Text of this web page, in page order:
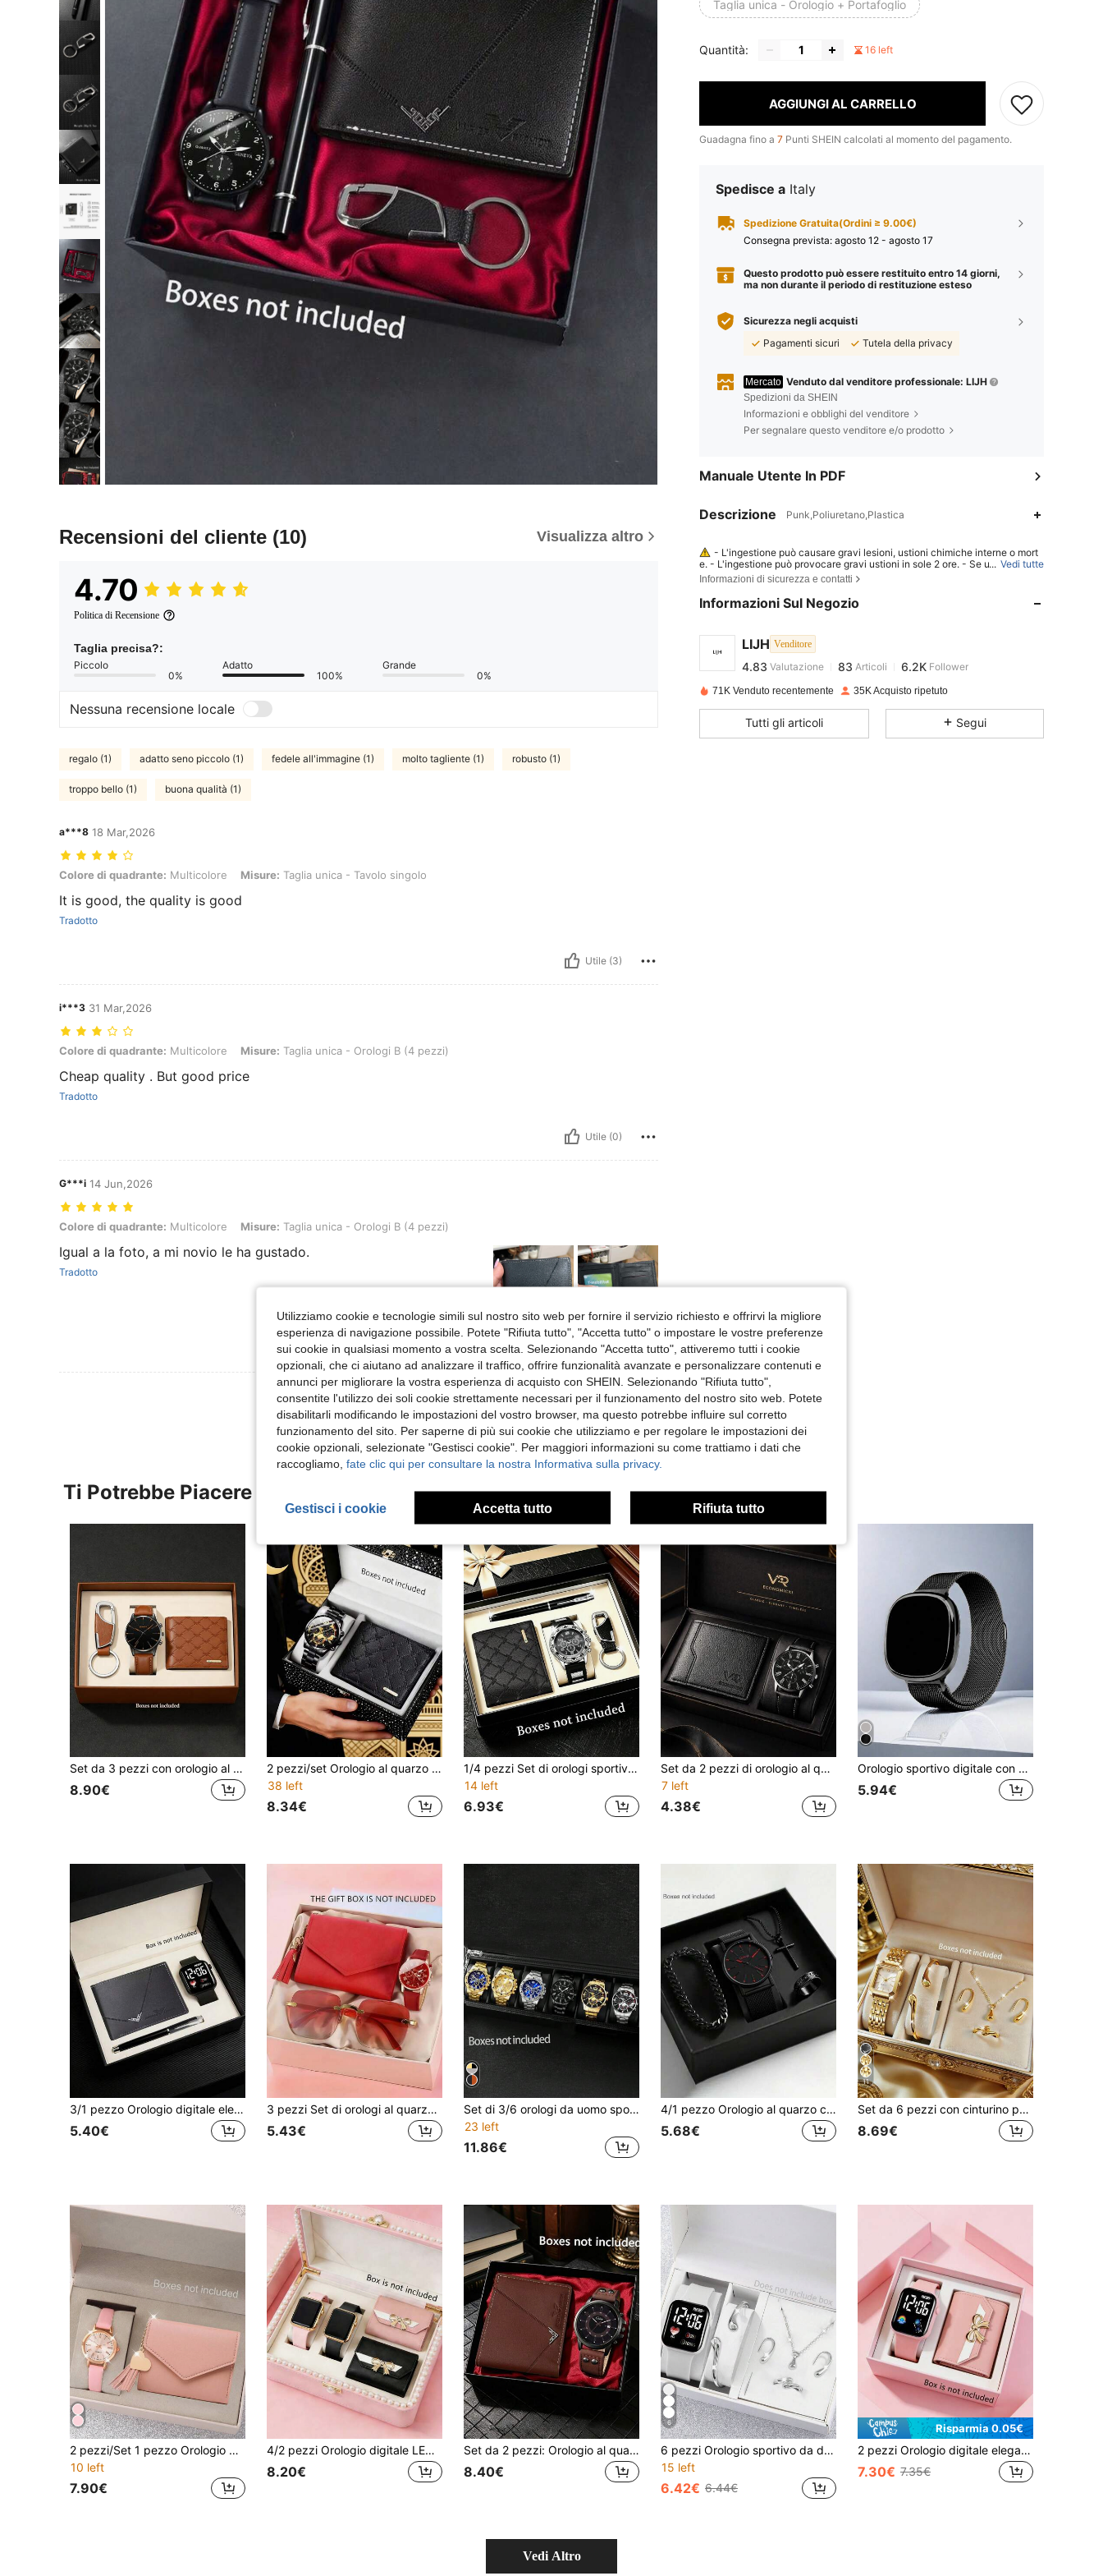
Recensioni del cliente (10) Visualizza altro
4.70
Politica di Recensione
Taglia precisa?:
Piccolo
0%
Adatto
100%
Grande
0%
Nessuna recensione locale
regalo (1) adatto seno piccolo (1) fedele all'immagine (1) molto tagliente (1) robusto (1)
troppo bello (1) buona qualità (1)
a***8 18 Mar,2026
Colore di quadrante: Multicolore, Misure: Taglia unica - Tavolo singolo
Colore di quadrante: Multicolore Misure: Taglia unica - Tavolo singolo
It is good, the quality is good
Tradotto
Utile (3)
i***3 31 Mar,2026
Colore di quadrante: Multicolore, Misure: Taglia unica - Orologi B (4 pezzi)
Colore di quadrante: Multicolore Misure: Taglia unica - Orologi B (4 pezzi)
Cheap quality . But good price
Tradotto
Utile (0)
G***i 14 Jun,2026
Colore di quadrante: Multicolore, Misure: Taglia unica - Orologi B (4 pezzi)
Colore di quadrante: Multicolore Misure: Taglia unica - Orologi B (4 pezzi)
Igual a la foto, a mi novio le ha gustado.
Tradotto
Utile (0)
Visualizza Altre Recensioni
Taglia unica - Orologio + Portafoglio
Quantità: 16 left
AGGIUNGI AL CARRELLO
Guadagna fino a 7 Punti SHEIN calcolati al momento del pagamento.
Spedisce a Italy
Spedizione Gratuita(Ordini ≥ 9.00€)
Consegna prevista: agosto 12 - agosto 17
Questo prodotto può essere restituito entro 14 giorni,
ma non durante il periodo di restituzione esteso
Sicurezza negli acquisti
Pagamenti sicuri
Tutela della privacy
Mercato Venduto dal venditore professionale: LIJH
Spedizioni da SHEIN
Informazioni e obblighi del venditore
Per segnalare questo venditore e/o prodotto
Manuale Utente In PDF
Descrizione Punk,Poliuretano,Plastica
- L'ingestione può causare gravi lesioni, ustioni chimiche interne o mort
e. - L'ingestione può provocare gravi ustioni in sole 2 ore. - Se una batteria
è stata ingerita o inserita in qualsiasi parte del corpo, consultare immediata
ei bambini. - Assicurarsi che il vano batterie sia sempre ben chiuso.
... Vedi tutte
Informazioni di sicurezza e contatti
Informazioni Sul Negozio
LIJH Venditore
4.83 83 6.2K
4.83 83
Valutazione
l***opagato1 giorno fa
4.83 83 6.2K
71K Venduto recentemente 35K Acquisto ripetuto
Tutti gli articoli Segui
Ti Potrebbe Piacere
Set da 3 pezzi con orologio al quarzo, portafoglio e portachiavi, cinturino in pelle PU, versatile per uso quotidiano, regalo per le vacanze
8.90€
2 pezzi/set Orologio al quarzo da uomo con quadrante rotondo, stile casual elegante e portafoglio minimalista, regalo perfetto per il fidanzato, la famiglia, occasioni come San Valentino, Capodanno, compleanno, adatto per uso quotidiano, scuola, feste, viaggi
38 left
8.34€
1/4 pezzi Set di orologi sportivi in silicone da uomo alla moda + Portafoglio + Portachiavi + Penna, adatto come regalo per anniversari e vacanze
14 left
6.93€
Set da 2 pezzi di orologio al quarzo da uomo stile business con quadrante Ginevra Roma, orologio da polso con cinturino nero abbinato a portafoglio corto in grana di litchi, set di accessori di lusso ed eleganti per uomo, perfetto per il pendolarismo aziendale e l'uso quotidiano, Festa del papà, compleanno, regalo aziendale, regalo per il ritorno a scuola, set regalo da uomo (confezione esterna non inclusa)
7 left
4.38€
Orologio sportivo digitale con cinturino Milanese a fibbia magnetica innovativa
5.94€
3/1 pezzo Orologio digitale elettronico a forma di cuore con display LED, stile minimalista, adatto per ragazzi, abbinato a portafoglio multifunzione e penna a sfera pratica, adatto per uso quotidiano, perfetto per il ritorno a scuola, l'ufficio, la stagione di laurea, la vita quotidiana, la decorazione per feste, regali di compleanno/vacanze, regalo perfetto per i ragazzi
5.40€
3 pezzi Set di orologi al quarzo con cinturino in pelle PU da donna, quadrante minimalista con numeri romani, accessorio di gioielleria alla moda, adatto per uso quotidiano, occasioni formali, anche come decorazione per vacanze e regalo di San Valentino (scatola dell'orologio non inclusa)
5.43€
Set di 3/6 orologi da uomo sportivi e alla moda con cinturino in acciaio inossidabile, adatti come regali per San Valentino, Pasqua e Natale
23 left
11.86€
4/1 pezzo Orologio al quarzo classico casual alla moda per ragazzi, adatto per essere indossato dai ragazzi, con braccialetto alla moda, collana con ciondolo e set di anelli, perfetto per il ritorno a scuola, feste e viaggi nella vita quotidiana. Regalo di compleanno, stagione di laurea, Natale, regalo per amici e famiglia (scatola non inclusa)
5.68€
11
Set da 6 pezzi con cinturino per orologio in acciaio inossidabile, orologio al quarzo con collana, bracciale, anello e orecchini a goccia d'acqua, regalo di compleanno
8.69€
2 pezzi/Set 1 pezzo Orologio digitale casual da donna e portafoglio multi-strato alla moda come regalo
10 left
7.90€
4/2 pezzi Orologio digitale LED elegante e alla moda per ragazze, abbinato a un portafoglio multifunzionale di stile, adatto per l'uso quotidiano delle ragazze, ideale come regalo per compleanni, vacanze, rientro a scuola, feste. Perfetto come regalo per laurea, San Valentino, per le ragazze.
8.20€
Set da 2 pezzi: Orologio al quarzo casual alla moda da ragazzo con cinturino in pelle e portafoglio abbinato, regalo ideale per lui, regalo perfetto per le vacanze
8.40€
6
6 pezzi Orologio sportivo da donna bianco a forma di cuore con display digitale e set di gioielli eleganti a forma di lacrima, regalo romantico, adatto per uso quotidiano
15 left
6.42€ 6.44€
Risparmia 0.05€
2 pezzi Orologio digitale elegante e alla moda con display LED, abbinato a un portafoglio multifunzionale di moda, adatto come regalo di compleanno/festa della donna, per feste, vacanze, laurea, eventi di celebrazione, raduni familiari, decorazione per uso quotidiano, regalo perfetto per la festa della mamma
7.30€ 7.35€
Vedi Altro
Utilizziamo cookie e tecnologie simili sul nostro sito web per fornire il servizio richiesto e offrirvi la migliore
esperienza di navigazione possibile. Potete "Rifiuta tutto", "Accetta tutto" o impostare le vostre preferenze
sui cookie in qualsiasi momento a vostra scelta. Selezionando "Accetta tutto", attiveremo tutti i cookie
opzionali, che ci aiutano ad analizzare il traffico, offrire funzionalità avanzate e personalizzare contenuti e
annunci per migliorare la vostra esperienza di acquisto con SHEIN. Selezionando "Rifiuta tutto",
consentite l'utilizzo dei soli cookie strettamente necessari per il funzionamento del nostro sito web. Potete
disabilitarli modificando le impostazioni del vostro browser, ma questo potrebbe influire sul corretto
funzionamento del sito. Per saperne di più sui cookie che utilizziamo e per regolare le impostazioni dei
cookie opzionali, selezionate "Gestisci cookie". Per maggiori informazioni su come trattiamo i dati che
raccogliamo, fate clic qui per consultare la nostra Informativa sulla privacy.
Gestisci i cookie Accetta tutto Rifiuta tutto